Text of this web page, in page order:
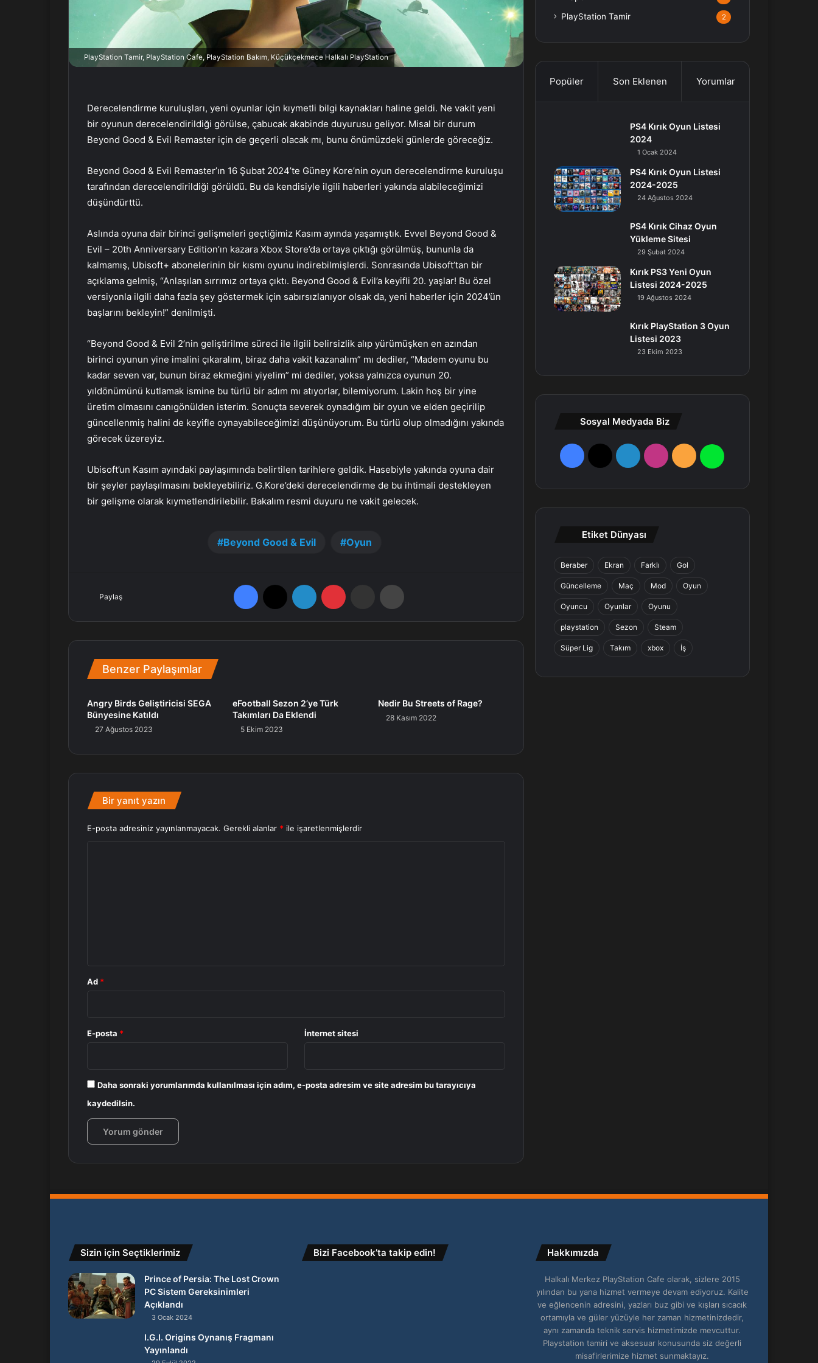
r
m
e
k
PlayStation Tamir, PlayStation Cafe, PlayStation Bakım, Küçükçekmece Halkalı PlayStation
Derecelendirme kuruluşları, yeni oyunlar için kıymetli bilgi kaynakları haline geldi. Ne vakit yeni
bir oyunun derecelendirildiği görülse, çabucak akabinde duyurusu geliyor. Misal bir durum
Beyond Good & Evil Remaster için de geçerli olacak mı, bunu önümüzdeki günlerde göreceğiz.
Beyond Good & Evil Remaster’ın 16 Şubat 2024’te Güney Kore’nin oyun derecelendirme kuruluşu
tarafından derecelendirildiği görüldü. Bu da kendisiyle ilgili haberleri yakında alabileceğimizi
düşündürttü.
Aslında oyuna dair birinci gelişmeleri geçtiğimiz Kasım ayında yaşamıştık. Evvel Beyond Good &
Evil – 20th Anniversary Edition’ın kazara Xbox Store’da ortaya çıktığı görülmüş, bununla da
kalmamış, Ubisoft+ abonelerinin bir kısmı oyunu indirebilmişlerdi. Sonrasında Ubisoft’tan bir
açıklama gelmiş, “Anlaşılan sırrımız ortaya çıktı. Beyond Good & Evil’a keyifli 20. yaşlar! Bu özel
versiyonla ilgili daha fazla şey göstermek için sabırsızlanıyor olsak da, yeni haberler için 2024’ün
başlarını bekleyin!” denilmişti.
“Beyond Good & Evil 2’nin geliştirilme süreci ile ilgili belirsizlik alıp yürümüşken en azından
birinci oyunun yine imalini çıkaralım, biraz daha vakit kazanalım” mı dediler, “Madem oyunu bu
kadar seven var, bunun biraz ekmeğini yiyelim” mi dediler, yoksa yalnızca oyunun 20.
yıldönümünü kutlamak ismine bu türlü bir adım mı atıyorlar, bilemiyorum. Lakin hoş bir yine
üretim olmasını canıgönülden isterim. Sonuçta severek oynadığım bir oyun ve elden geçirilip
güncellenmiş halini de keyifle oynayabileceğimizi düşünüyorum. Bu türlü olup olmadığını yakında
görecek üzereyiz.
Ubisoft’un Kasım ayındaki paylaşımında belirtilen tarihlere geldik. Hasebiyle yakında oyuna dair
bir şeyler paylaşılmasını bekleyebiliriz. G.Kore’deki derecelendirme de bu ihtimali destekleyen
bir gelişme olarak kıymetlendirilebilir. Bakalım resmi duyuru ne vakit gelecek.
Beyond Good & Evil Oyun
Paylaş
Benzer Paylaşımlar
Angry Birds Geliştiricisi SEGA
Bünyesine Katıldı
27 Ağustos 2023
eFootball Sezon 2’ye Türk
Takımları Da Eklendi
5 Ekim 2023
Nedir Bu Streets of Rage?
28 Kasım 2022
Bir yanıt yazın
E-posta adresiniz yayınlanmayacak. Gerekli alanlar * ile işaretlenmişlerdir
Ad *
E-posta * İnternet sitesi
Daha sonraki yorumlarımda kullanılması için adım, e-posta adresim ve site adresim bu tarayıcıya
kaydedilsin.
PlayStation Tamir 2
Popüler Son Eklenen Yorumlar
PS4 Kırık Oyun Listesi
2024
1 Ocak 2024
PS4 Kırık Oyun Listesi
2024-2025
24 Ağustos 2024
PS4 Kırık Cihaz Oyun
Yükleme Sitesi
29 Şubat 2024
Kırık PS3 Yeni Oyun
Listesi 2024-2025
19 Ağustos 2024
Kırık PlayStation 3 Oyun
Listesi 2023
23 Ekim 2023
Sosyal Medyada Biz
F
e
k
X
L
n
a
m
R
W
a
Etiket Dünyası
Beraber Ekran Farklı Gol
Güncelleme Maç Mod Oyun
Oyuncu Oyunlar Oyunu
playstation Sezon Steam
Süper Lig Takım xbox İş
Sizin için Seçtiklerimiz
Prince of Persia: The Lost Crown
PC Sistem Gereksinimleri
Açıklandı
3 Ocak 2024
I.G.I. Origins Oynanış Fragmanı
Yayınlandı
Bizi Facebook’ta takip edin! Hakkımızda
Halkalı Merkez PlayStation Cafe olarak, sizlere 2015
yılından bu yana hizmet vermeye devam ediyoruz. Kalite
ve eğlencenin adresini, yazları buz gibi ve kışları sıcacık
ortamıyla ve güler yüzüyle her zaman hizmetinizdedir,
aynı zamanda teknik servis hizmetimizde mevcuttur.
Playstation tamiri ve aksesuar konusunda siz değerli
misafirlerimize hizmet sunmaktayız.